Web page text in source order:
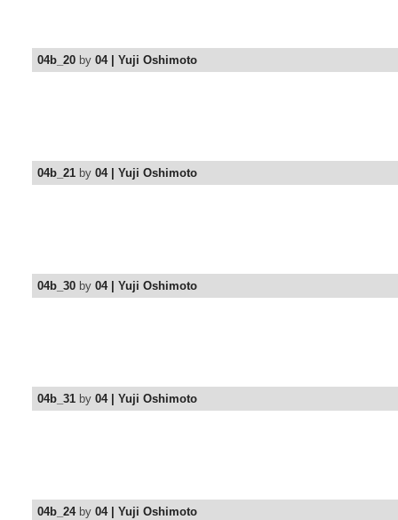
04b_20 by 04 | Yuji Oshimoto
04b_21 by 04 | Yuji Oshimoto
04b_30 by 04 | Yuji Oshimoto
04b_31 by 04 | Yuji Oshimoto
04b_24by 04 | Yuji Oshimoto